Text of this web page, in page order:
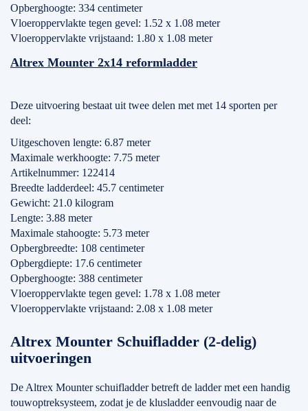
Opberghoogte: 334 centimeter
Vloeroppervlakte tegen gevel: 1.52 x 1.08 meter
Vloeroppervlakte vrijstaand: 1.80 x 1.08 meter
Altrex Mounter 2x14 reformladder
Deze uitvoering bestaat uit twee delen met met 14 sporten per
deel:
Uitgeschoven lengte: 6.87 meter
Maximale werkhoogte: 7.75 meter
Artikelnummer: 122414
Breedte ladderdeel: 45.7 centimeter
Gewicht: 21.0 kilogram
Lengte: 3.88 meter
Maximale stahoogte: 5.73 meter
Opbergbreedte: 108 centimeter
Opbergdiepte: 17.6 centimeter
Opberghoogte: 388 centimeter
Vloeroppervlakte tegen gevel: 1.78 x 1.08 meter
Vloeroppervlakte vrijstaand: 2.08 x 1.08 meter
Altrex Mounter Schuifladder (2-delig)
uitvoeringen
De Altrex Mounter schuifladder betreft de ladder met een handig
touwoptreksysteem, zodat je de klusladder eenvoudig naar de